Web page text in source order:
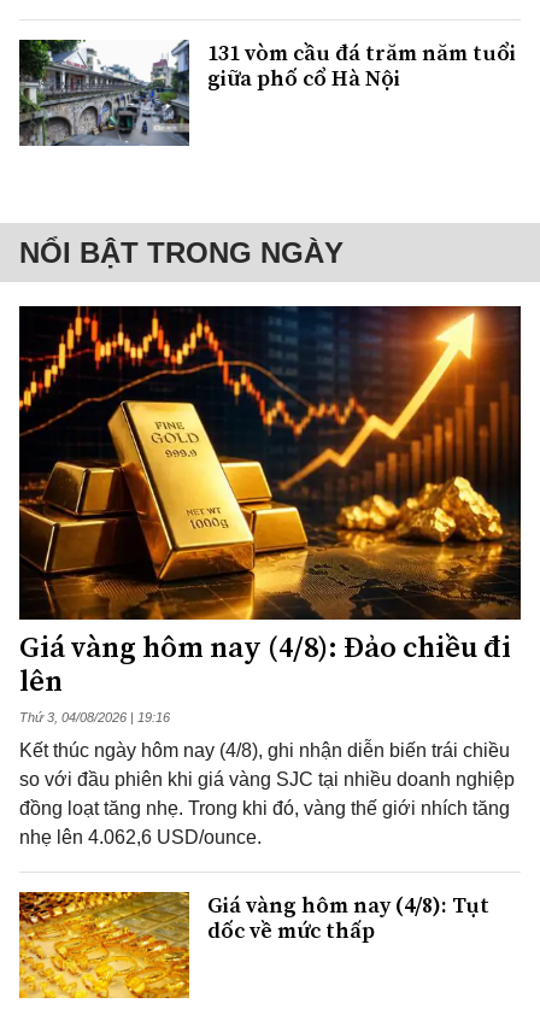
131 vòm cầu đá trăm năm tuổi
giữa phố cổ Hà Nội
NỔI BẬT TRONG NGÀY
Giá vàng hôm nay (4/8): Đảo chiều đi
lên
Thứ 3, 04/08/2026 | 19:16
Kết thúc ngày hôm nay (4/8), ghi nhận diễn biến trái chiều
so với đầu phiên khi giá vàng SJC tại nhiều doanh nghiệp
đồng loạt tăng nhẹ. Trong khi đó, vàng thế giới nhích tăng
nhẹ lên 4.062,6 USD/ounce.
Giá vàng hôm nay (4/8): Tụt
dốc về mức thấp